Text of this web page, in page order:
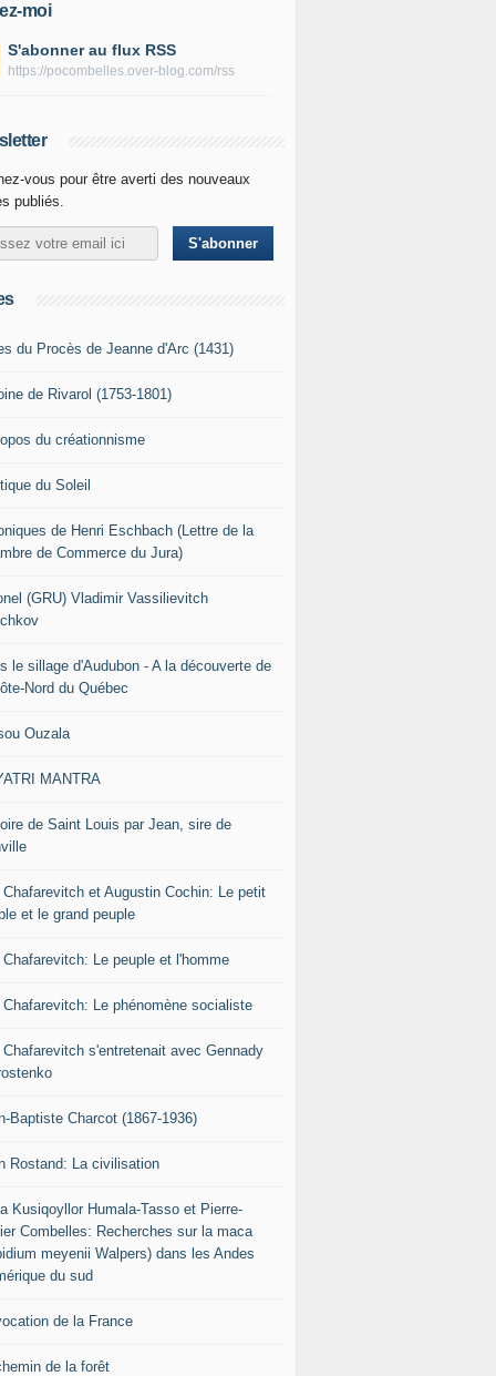
moi
S'abonner au flux RSS
https://pocombelles.over-blog.com/rss
vous pour être averti des nouveaux
publiés.
du Procès de Jeanne d'Arc (1431)
de Rivarol (1753-1801)
du créationnisme
du Soleil
de Henri Eschbach (Lettre de la
de Commerce du Jura)
(GRU) Vladimir Vassilievitch
le sillage d'Audubon - A la découverte de
Nord du Québec
Ouzala
MANTRA
de Saint Louis par Jean, sire de
Chafarevitch et Augustin Cochin: Le petit
et le grand peuple
Chafarevitch: Le peuple et l'homme
Chafarevitch: Le phénomène socialiste
Chafarevitch s'entretenait avec Gennady
Baptiste Charcot (1867-1936)
Rostand: La civilisation
Kusiqoyllor Humala-Tasso et Pierre-
Combelles: Recherches sur la maca
meyenii Walpers) dans les Andes
du sud
de la France
de la forêt